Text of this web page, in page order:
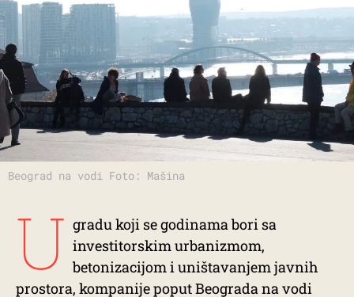
Beograd na vodi Foto: Mašina
U gradu koji se godinama bori sa
investitorskim urbanizmom,
betonizacijom i uništavanjem javnih
prostora, kompanije poput Beograda na vodi